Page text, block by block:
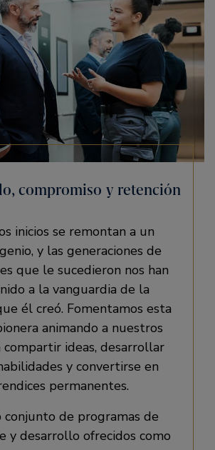
compromiso y retención
inicios se remontan a un
y las generaciones de
que le sucedieron nos han
a la vanguardia de la
él creó. Fomentamos esta
animando a nuestros
compartir ideas, desarrollar
y convertirse en
permanentes.
de programas de
y desarrollo ofrecidos como